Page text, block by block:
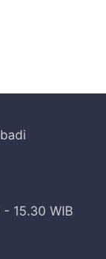
15.30 WIB